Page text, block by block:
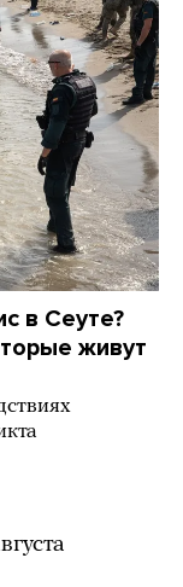
в Сеуте?
живут